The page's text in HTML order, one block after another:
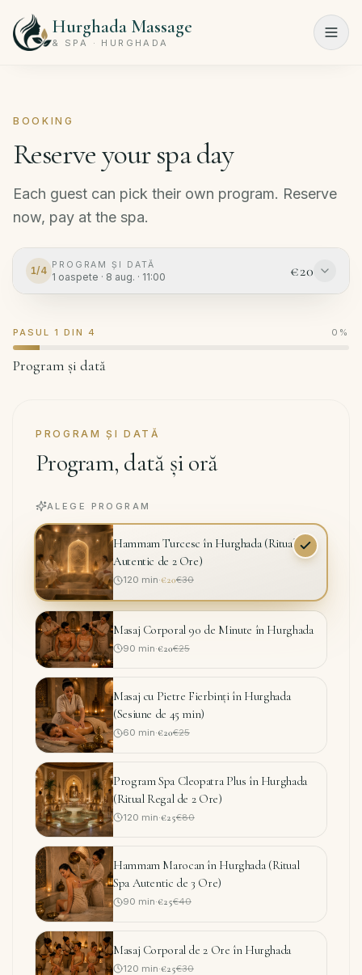
Hurghada Massage
& SPA · HURGHADA
Menu
spa
Salon
înfrumusețare
Tarife
Contact
WhatsApp
BOOKING
Reserve your spa day
Each guest can pick their own program. Reserve
now, pay at the spa.
1/4 PROGRAM ȘI DATĂ
1 oaspete · 8 aug. · 11:00 €20
PASUL 1 DIN 4 0 %
Program și dată
PROGRAM ȘI DATĂ
Program, dată și oră
ALEGE PROGRAM
Hammam Turcesc în Hurghada (Ritual
Autentic de 2 Ore)
120 min·€20€30
Masaj Corporal 90 de Minute în Hurghada
90 min·€20€25
Masaj cu Pietre Fierbinți în Hurghada
(Sesiune de 45 min)
60 min·€20€25
Program Spa Cleopatra Plus în Hurghada
(Ritual Regal de 2 Ore)
120 min·€25€80
Hammam Marocan în Hurghada (Ritual
Spa Autentic de 3 Ore)
90 min·€25€40
Masaj Corporal de 2 Ore în Hurghada
120 min·€25€30